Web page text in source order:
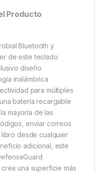
Producto
Bluetooth y
de este teclado
diseño
inalámbrica
para múltiples
batería recargable
mayoría de las
enviar correos
desde cualquier
adicional, este
una superficie más